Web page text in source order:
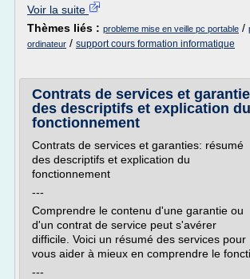
Voir la suite
Thèmes liés : probleme mise en veille pc portable /
ordinateur / support cours formation informatique
Contrats de services et
des descriptifs et explication du
fonctionnement
Contrats de services et garanties: résumé
des descriptifs et explication du
fonctionnement
---
Comprendre le contenu d'une garantie ou
d'un contrat de service peut s'avérer
difficile. Voici un résumé des services pour
vous aider à mieux en comprendre le
---